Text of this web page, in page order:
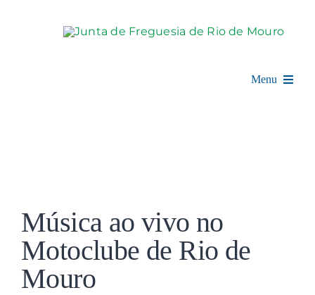
Menu
Balcão Digital
Larger
Image
Música ao vivo no
Motoclube de Rio de
Mouro